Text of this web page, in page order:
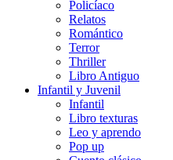
Policíaco
Relatos
Romántico
Terror
Thriller
Libro Antiguo
Infantil y Juvenil
Infantil
Libro texturas
Leo y aprendo
Pop up